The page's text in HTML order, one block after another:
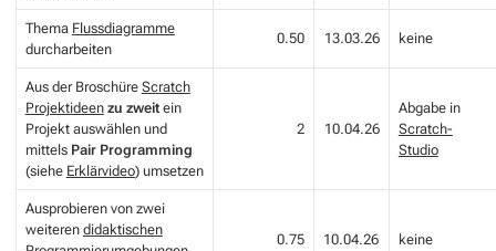
Thema Flussdiagramme
durcharbeiten
0.50 13.03.26 keine
Aus der Broschüre Scratch
Projektideen zu zweitein
Projekt auswählen und
mittels Pair Programming
(siehe Erklärvideo) umsetzen
2 10.04.26
Abgabe in
Scratch-
Studio
Ausprobieren von zwei
weiteren didaktischen
0.75 10.04.26 keine